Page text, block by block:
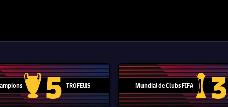
Trofeu de la Lliga de Campions
5 TROFEUS Mundial de Clubs FIFA
Trofeu del
3